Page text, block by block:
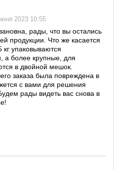
2023 10:55
рады, что вы остались
продукции. Что же касается
упаковываются
а более крупные, для
в двойной мешок.
заказа была повреждена в
с вами для решения
рады видеть вас снова в